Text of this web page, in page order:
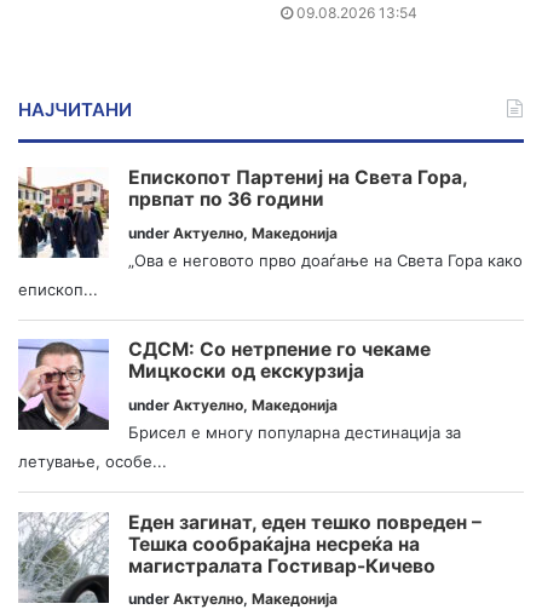
09.08.2026 13:54
НАЈЧИТАНИ
Епископот Партениј на Света Гора,
првпат по 36 години
under Актуелно, Македонија
„Ова е неговото прво доаѓање на Света Гора како
епископ...
СДСМ: Со нетрпение го чекаме
Мицкоски од екскурзија
under Актуелно, Македонија
Брисел е многу популарна дестинација за
летување, особе...
Еден загинат, еден тешко повреден –
Тешка сообраќајна несреќа на
магистралата Гостивар-Кичево
under Актуелно, Македонија